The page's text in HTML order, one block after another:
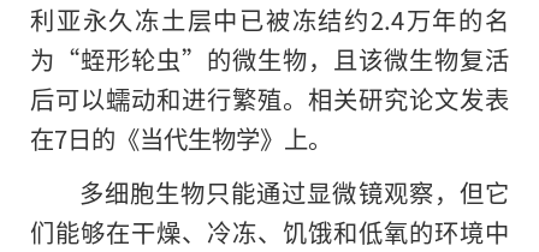
利亚永久冻土层中已被冻结约2.4万年的名
为“蛭形轮虫”的微生物，且该微生物复活
后可以蠕动和进行繁殖。相关研究论文发表
在7日的《当代生物学》上。
多细胞生物只能通过显微镜观察，但它
们能够在干燥、冷冻、饥饿和低氧的环境中